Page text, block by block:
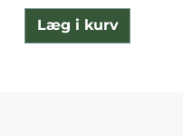
Læg i kurv